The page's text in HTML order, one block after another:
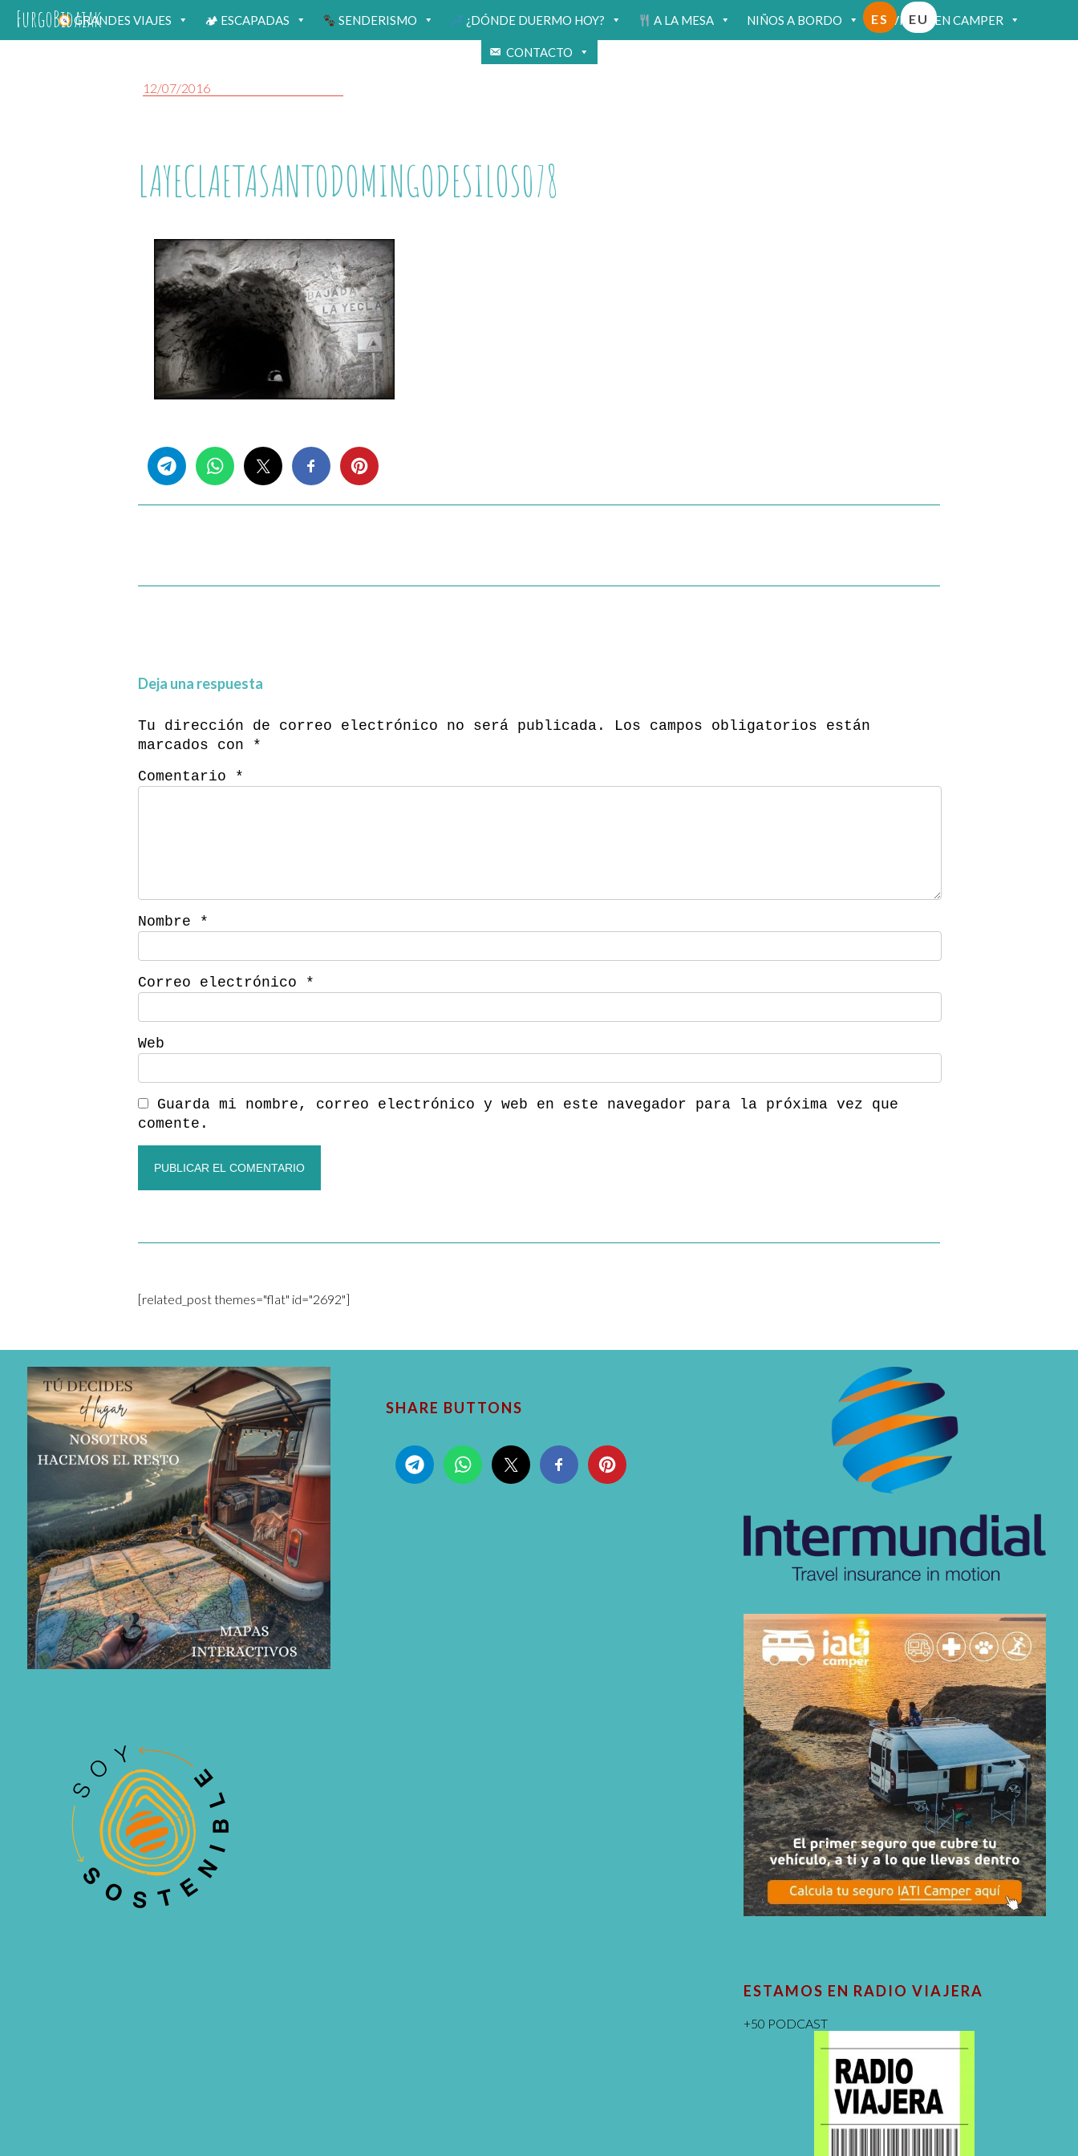
FurgoBidaiakGRANDES VIAJES 🏕 ESCAPADAS SENDERISMO ¿DÓNDE DUERMO HOY? A LA MESA NIÑOS A BORDO VIAJAR EN CAMPER
CONTACTO
ES EU
12/07/2016
LAYECLAETASANTODOMINGODESILOS078
Deja una respuesta
Tu dirección de correo electrónico no será publicada.
Los campos obligatorios están
marcados con *
Comentario *
Nombre *
Correo electrónico *
Web
Guarda mi nombre, correo electrónico y web en este navegador para la próxima vez que
comente.
[related_post themes="flat" id="2692"]
SHARE BUTTONS
ESTAMOS EN RADIO VIAJERA
+50 PODCAST